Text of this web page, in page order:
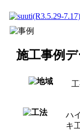
施工事例デ
ハ
キ